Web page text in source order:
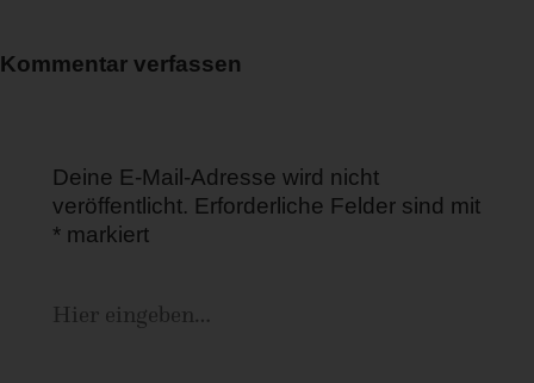
Kommentar verfassen
Deine E-Mail-Adresse wird nicht
veröffentlicht. Erforderliche Felder sind mit
* markiert